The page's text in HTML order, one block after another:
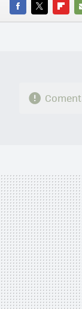
FACEBOOK
TWITTER